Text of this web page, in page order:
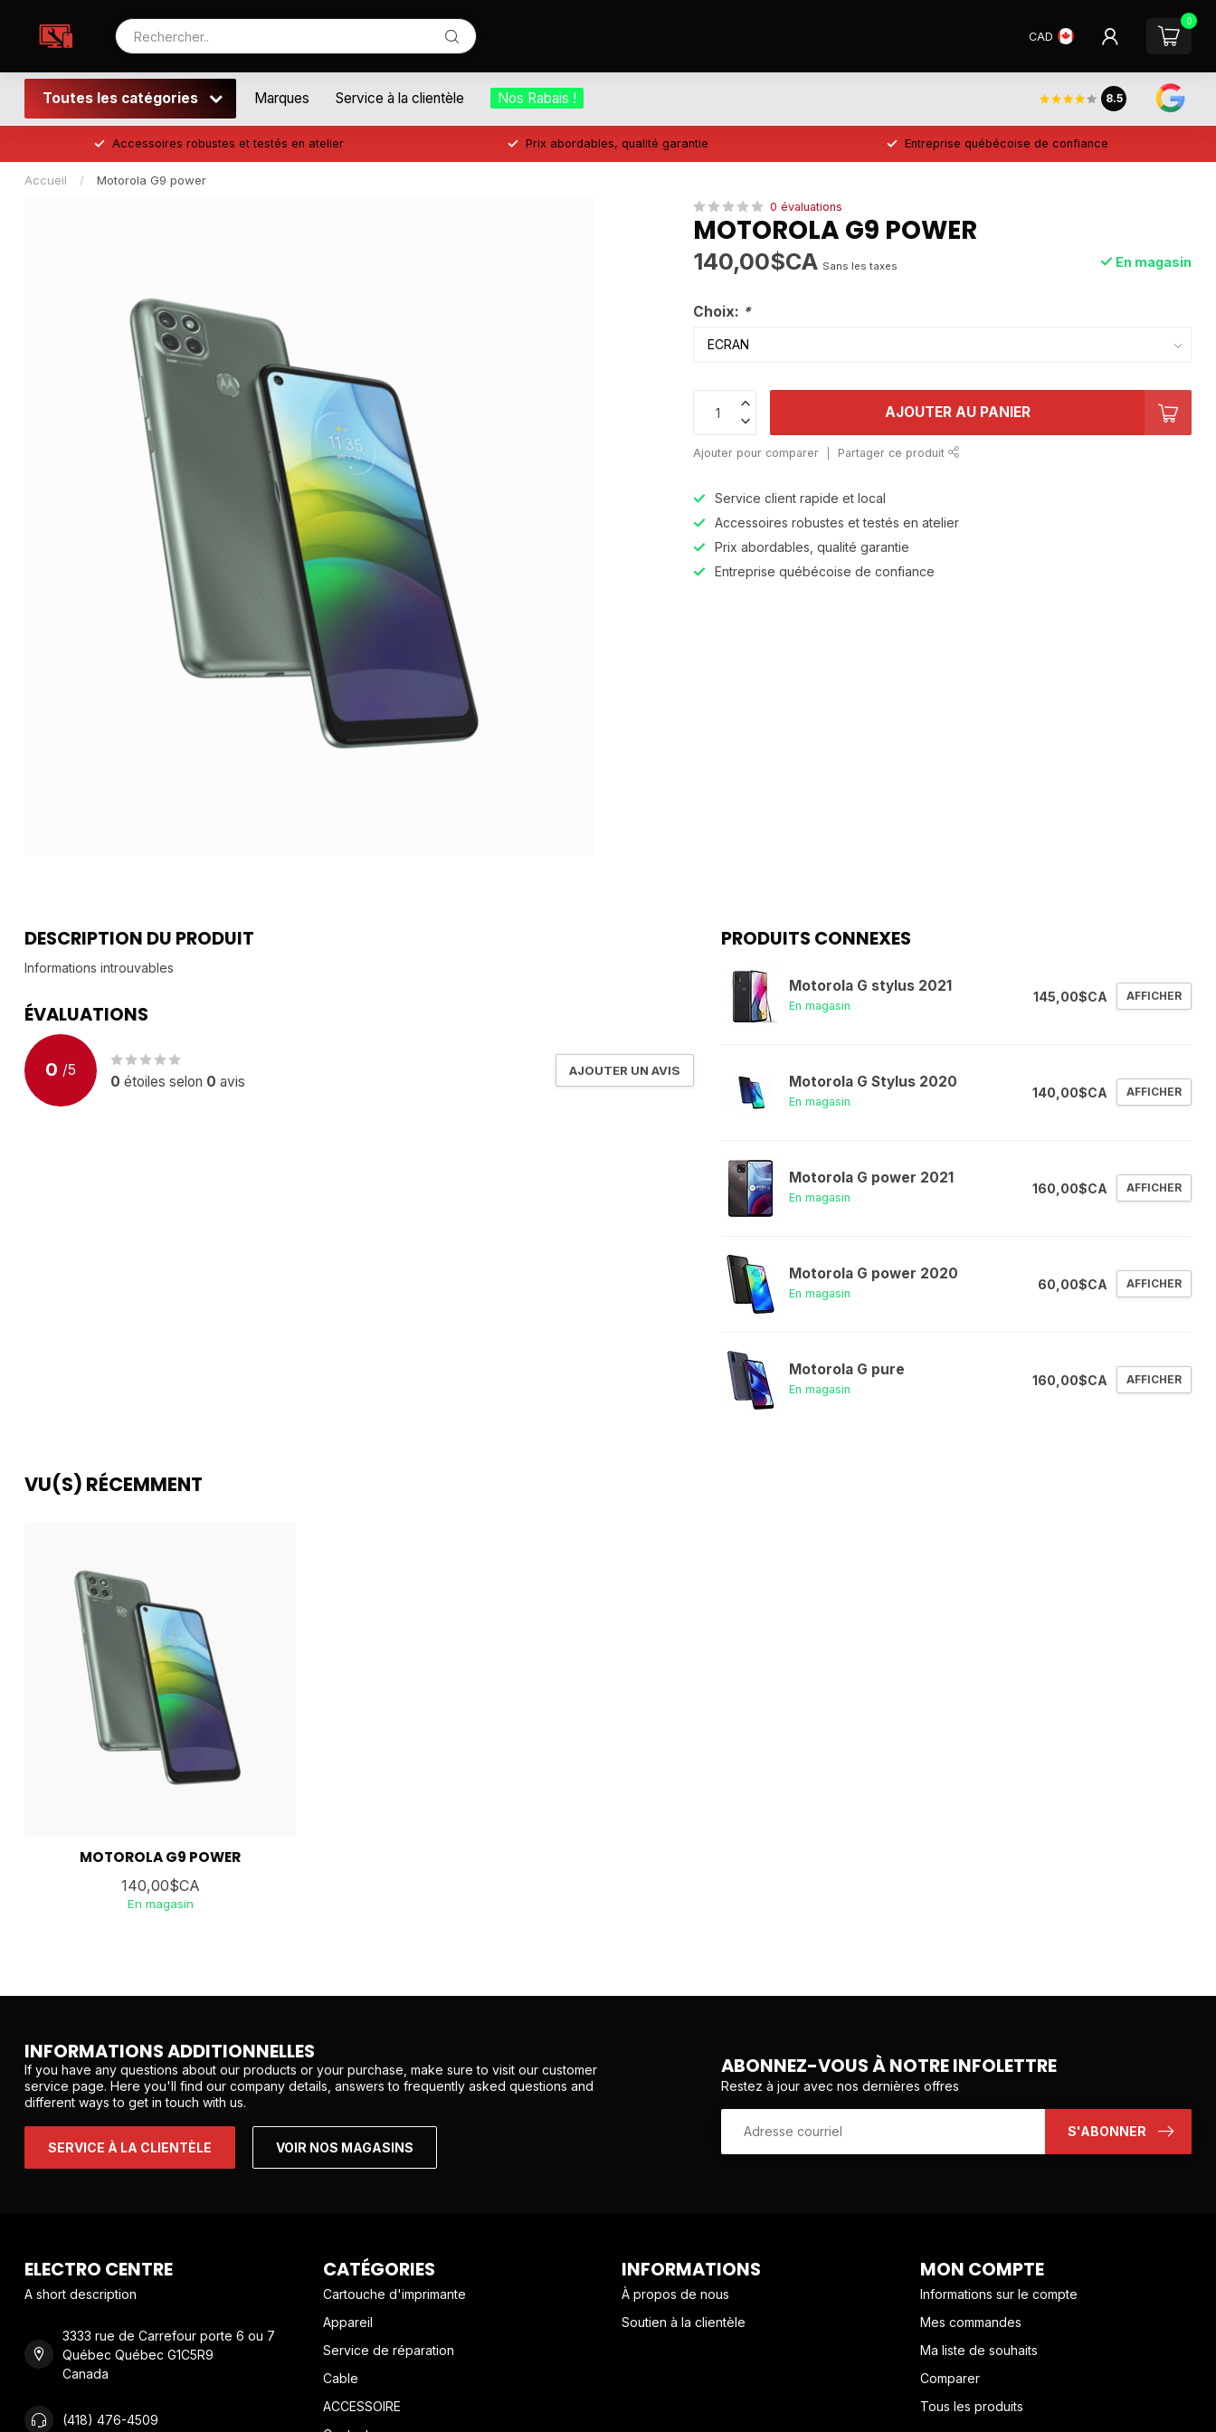
CAD
0
Toutes les catégories Marques Service à la clientèle Nos Rabais ! 8.5
Accessoires robustes et testés en atelier Prix abordables, qualité garantie Entreprise québécoise de confiance
Accueil / Motorola G9 power
0 évaluations
MOTOROLA G9 POWER
140,00$CA Sans les taxes En magasin
Choix: *
AJOUTER AU PANIER
Ajouter pour comparer Partager ce produit
Service client rapide et local
Accessoires robustes et testés en atelier
Prix abordables, qualité garantie
Entreprise québécoise de confiance
DESCRIPTION DU PRODUIT
Informations introuvables
ÉVALUATIONS
0 /5
0 étoiles selon 0 avis
AJOUTER UN AVIS
PRODUITS CONNEXES
Motorola G stylus 2021
En magasin
145,00$CA AFFICHER
Motorola G Stylus 2020
En magasin
140,00$CA AFFICHER
Motorola G power 2021
En magasin
160,00$CA AFFICHER
Motorola G power 2020
En magasin
60,00$CA AFFICHER
Motorola G pure
En magasin
160,00$CA AFFICHER
VU(S) RÉCEMMENT
MOTOROLA G9 POWER
140,00$CA
En magasin
INFORMATIONS ADDITIONNELLES
If you have any questions about our products or your purchase, make sure to visit our customer
service page. Here you'll find our company details, answers to frequently asked questions and
different ways to get in touch with us.
SERVICE À LA CLIENTÈLE VOIR NOS MAGASINS
ABONNEZ-VOUS À NOTRE INFOLETTRE
Restez à jour avec nos dernières offres
S'ABONNER
ELECTRO CENTRE
A short description
3333 rue de Carrefour porte 6 ou 7
Québec Québec G1C5R9
Canada
(418) 476-4509
CATÉGORIES
Cartouche d'imprimante
Appareil
Service de réparation
Cable
ACCESSOIRE
INFORMATIONS
À propos de nous
Soutien à la clientèle
MON COMPTE
Informations sur le compte
Mes commandes
Ma liste de souhaits
Comparer
Tous les produits